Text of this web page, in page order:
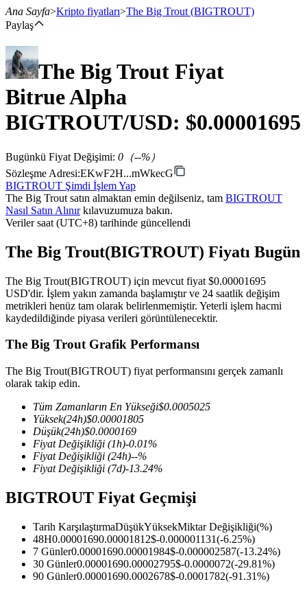
Vadeli İşlemler
USDT Vadeli İşlemleri
Teminat olarak USDT kullanan vadeli işlemler
COIN-M Vadeli İşlemleri
TradFi
Hisse senetleri, döviz, değerli metaller ve emtia türevleri
Ana Sayfa>Kripto fiyatları>The Big Trout (BIGTROUT)
Paylaş
The Big Trout Fiyat
Bitrue Alpha
BIGTROUT/USD: $0.00001695
Bugünkü Fiyat Değişimi: 0 （--%）
Sözleşme Adresi:EKwF2H...mWkecG
BIGTROUT Şimdi İşlem Yap
The Big Trout satın almaktan emin değilseniz, tam BIGTROUT
Nasıl Satın Alınırkılavuzumuza bakın.
Veriler saat (UTC+8) tarihinde güncellendi
The Big Trout(BIGTROUT) Fiyatı Bugün
The Big Trout(BIGTROUT) için mevcut fiyat $0.00001695
USD'dir. İşlem yakın zamanda başlamıştır ve 24 saatlik değişim
metrikleri henüz tam olarak belirlenmemiştir. Yeterli işlem hacmi
kaydedildiğinde piyasa verileri görüntülenecektir.
The Big Trout Grafik Performansı
The Big Trout(BIGTROUT) fiyat performansını gerçek zamanlı
olarak takip edin.
Tüm Zamanların En Yükseği$0.0005025
Yüksek(24h)$0.00001805
Düşük(24h)$0.0000169
Fiyat Değişikliği (1h)-0.01%
Fiyat Değişikliği (24h)--%
Fiyat Değişikliği (7d)-13.24%
BIGTROUT Fiyat Geçmişi
Tarih KarşılaştırmaDüşükYüksekMiktar Değişikliği(%)
48H0.00001690.00001812$-0.000001131(-6.25%)
7 Günler0.00001690.00001984$-0.000002587(-13.24%)
30 Günler0.00001690.00002795$-0.0000072(-29.81%)
90 Günler0.00001690.0002678$-0.0001782(-91.31%)